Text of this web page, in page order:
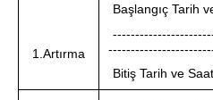
1.Artırma
Başlangıç Tarih
Bitiş Tarih ve